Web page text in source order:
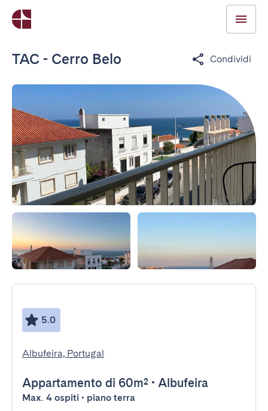
TAC - Cerro Belo Condividi
5.0
Albufeira, Portugal
Appartamento di 60m² • Albufeira
Max. 4 ospiti • piano terra